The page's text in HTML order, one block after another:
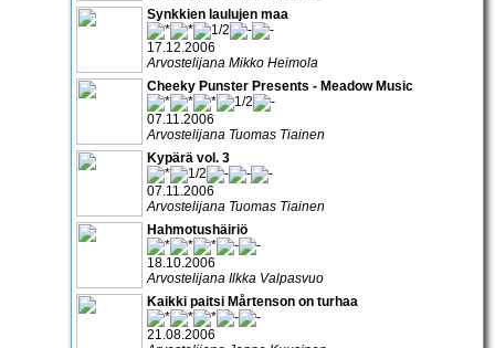
Synkkien laulujen maa
17.12.2006
Arvostelijana Mikko Heimola
Cheeky Punster Presents - Meadow Music
07.11.2006
Arvostelijana Tuomas Tiainen
Kypärä vol. 3
07.11.2006
Arvostelijana Tuomas Tiainen
Hahmotushäiriö
18.10.2006
Arvostelijana Ilkka Valpasvuo
Kaikki paitsi Mårtenson on turhaa
21.08.2006